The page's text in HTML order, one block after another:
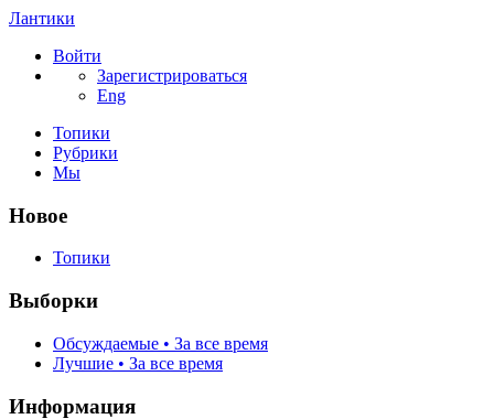
Лантики
Войти
Зарегистрироваться
Eng
Топики
Рубрики
Мы
Новое
Топики
Выборки
Обсуждаемые • За все время
Лучшие • За все время
Информация